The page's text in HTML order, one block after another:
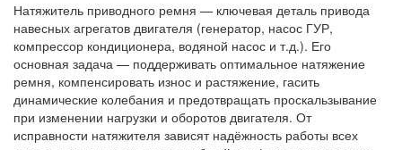
Натяжитель приводного ремня — ключевая деталь привода
навесных агрегатов двигателя (генератор, насос ГУР,
компрессор кондиционера, водяной насос и т.д.). Его
основная задача — поддерживать оптимальное натяжение
ремня, компенсировать износ и растяжение, гасить
динамические колебания и предотвращать проскальзывание
при изменении нагрузки и оборотов двигателя. От
исправности натяжителя зависят надёжность работы всех